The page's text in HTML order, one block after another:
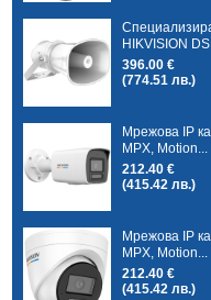
HIKVISION
396.00 €
(774.51 лв.)
Мрежова IP
MPX, Motion...
212.40 €
(415.42 лв.)
Мрежова IP
MPX, Motion...
212.40 €
(415.42 лв.)